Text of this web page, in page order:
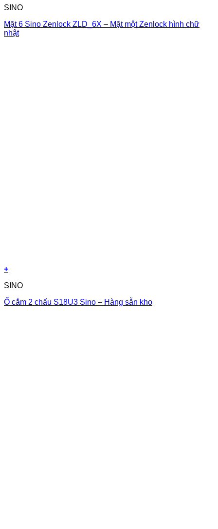
SINO
Mặt 6 Sino Zenlock ZLD_6X – Mặt một Zenlock hình chữ
nhật
+
SINO
Ổ cắm 2 chấu S18U3 Sino – Hàng sẵn kho